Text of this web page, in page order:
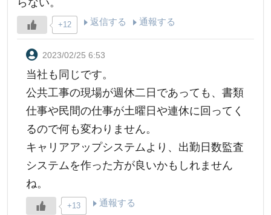
+12 返信する 通報する
2023/02/25 6:53
当社も同じです。
公共工事の現場が週休二日であっても、書類
仕事や民間の仕事が土曜日や連休に回ってく
るので何も変わりません。
キャリアアップシステムより、出勤日数監査
システムを作った方が良いかもしれません
ね。
+13 通報する